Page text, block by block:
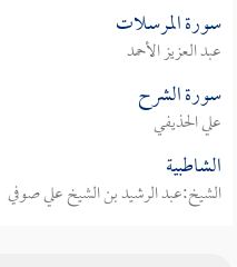
سورة المرسلات
عبد العزيز الأحمد
سورة الشرح
علي الحذيفي
الشاطبية
الشيخ:عبد الرشيد بن الشيخ علي صوفي